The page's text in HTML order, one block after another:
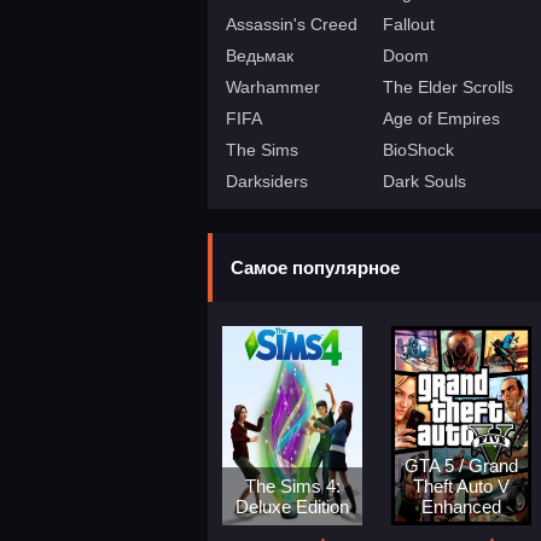
Assassin's Creed
Fallout
Ведьмак
Doom
Warhammer
The Elder Scrolls
FIFA
Age of Empires
The Sims
BioShock
Darksiders
Dark Souls
Самое популярное
The Sims 4:
Deluxe Edition
GTA 5 / Grand
Theft Auto V
Enhanced